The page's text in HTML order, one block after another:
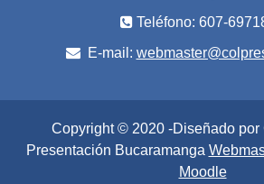
Teléfono: 607-
E-mail:
Copyright © 2020 -Diseñado por
Presentación Bucaramanga
Moodle